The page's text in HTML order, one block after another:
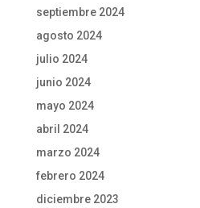
septiembre 2024
agosto 2024
julio 2024
junio 2024
mayo 2024
abril 2024
marzo 2024
febrero 2024
diciembre 2023